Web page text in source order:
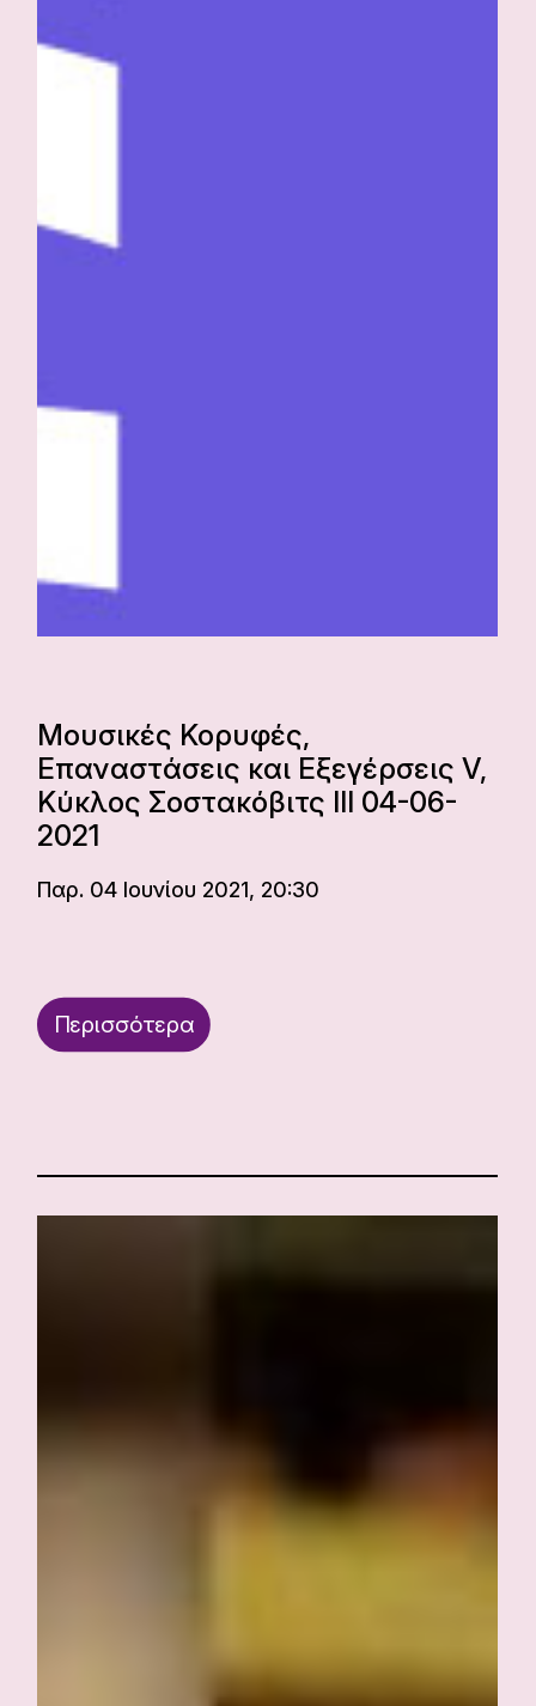
Μουσικές Κορυφές,
Επαναστάσεις και Εξεγέρσεις V,
Κύκλος Σοστακόβιτς III 04-06-
2021
Παρ. 04 Ιουνίου 2021, 20:30
Περισσότερα